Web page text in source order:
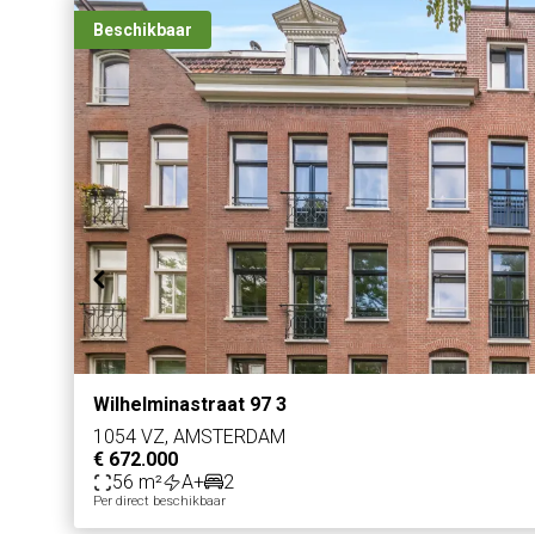
Beschikbaar
Wilhelminastraat 97 3
1054 VZ, AMSTERDAM
€ 672.000
56 m²
A+ 2
Per direct beschikbaar